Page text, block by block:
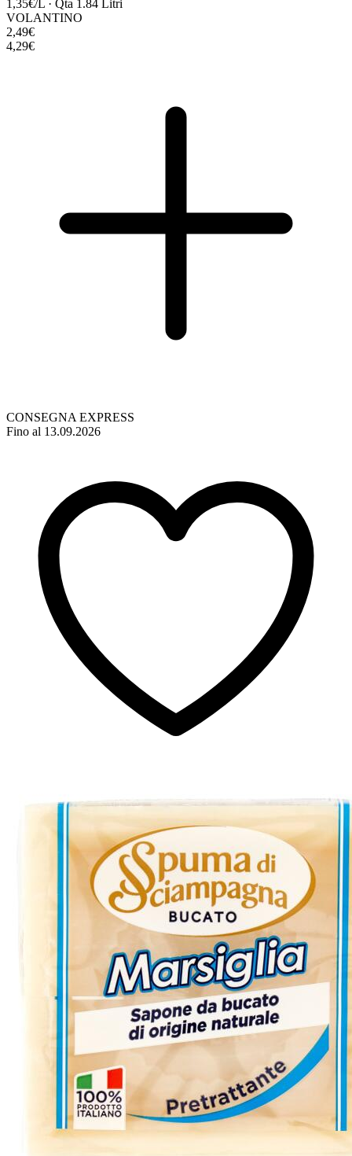
1,35€/L · Qta 1.84 Litri
VOLANTINO
2,49€
4,29€
CONSEGNA EXPRESS
Fino al 13.09.2026